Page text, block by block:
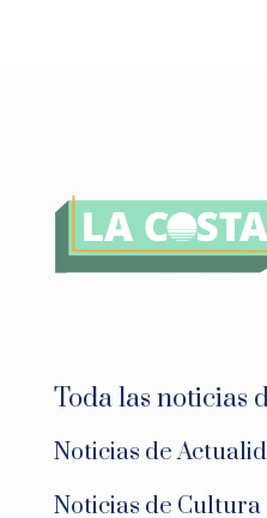
Toda las noticias
Noticias de
Noticias de Cultura